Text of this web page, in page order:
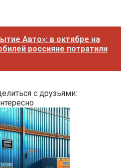
Авто»: в октябре на
россияне потратили
с друзьями: